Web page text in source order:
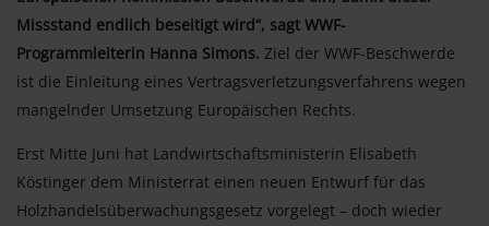
Missstand endlich beseitigt wird“, sagt WWF-
Programmleiterin Hanna Simons. Ziel der WWF-Beschwerde
ist die Einleitung eines Vertragsverletzungsverfahrens wegen
mangelnder Umsetzung Europäischen Rechts.
Erst Mitte Juni hat Landwirtschaftsministerin Elisabeth
Köstinger dem Ministerrat einen neuen Entwurf für das
Holzhandelsüberwachungsgesetz vorgelegt – doch wieder